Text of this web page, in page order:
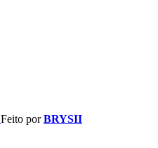
Feito porBRYSII